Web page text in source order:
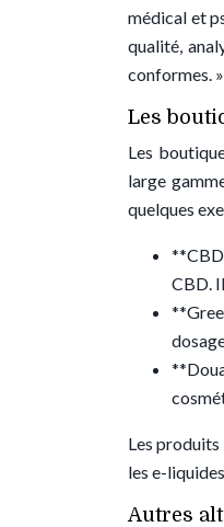
médical et
qualité,
conformes. »
Les
Les
large
quelques
**CBD
CBD.
Les
les e-
Autres